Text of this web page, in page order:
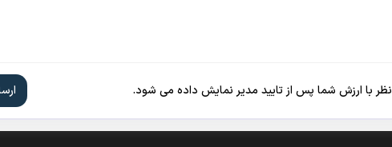
نظر با ارزش شما پس از تایید مدیر نمایش داده می شود.